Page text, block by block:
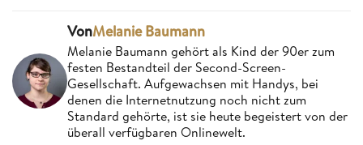
VonMelanie Baumann
Melanie Baumann gehört als Kind der 90er zum
festen Bestandteil der Second-Screen-
Gesellschaft. Aufgewachsen mit Handys, bei
denen die Internetnutzung noch nicht zum
Standard gehörte, ist sie heute begeistert von der
überall verfügbaren Onlinewelt.